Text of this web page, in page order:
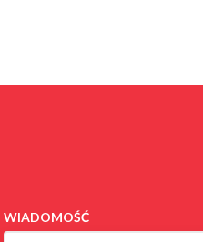
WIADOMOŚĆ